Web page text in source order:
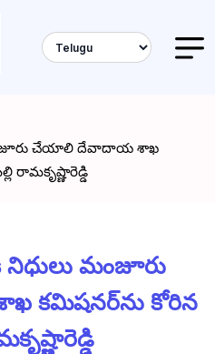
చేయాలి దేవాదాయ శాఖ
రామకృష్ణారెడ్డి
మంజూరు
కోరిన